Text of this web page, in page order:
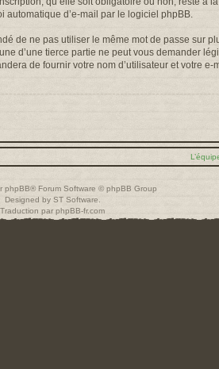
automatique d’e-mail par le logiciel phpBB.
de ne pas utiliser le même mot de passe sur
d’une tierce partie ne peut vous demander
de fournir votre nom d’utilisateur et votre
phpBB® Forum Software © phpBB Group
Designed by ST Software
Traduction par phpBB-fr.com